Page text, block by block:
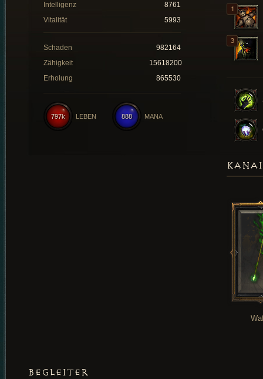
Intelligenz
8761
Vitalität
5993
Schaden
982164
Zähigkeit
15618200
Erholung
865530
888 MANA
797k LEBEN
BEGLEITER